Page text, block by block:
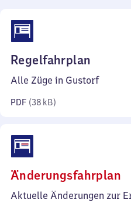
Regelfahrplan
38
Alle Züge in Gustorf
PDF (38 kB)
Änderungsfahrplan
Aktuelle Änderungen zur